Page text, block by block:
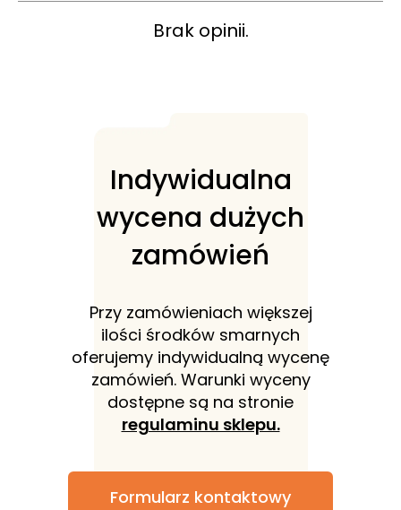
Brak opinii.
Indywidualna
wycena dużych
zamówień
Przy zamówieniach większej
ilości środków smarnych
oferujemy indywidualną wycenę
zamówień. Warunki wyceny
dostępne są na stronie
regulaminu sklepu.
Formularz kontaktowy